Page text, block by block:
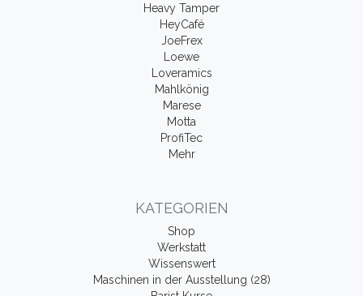
Heavy Tamper
HeyCafé
JoeFrex
Loewe
Loveramics
Mahlkönig
Marese
Motta
ProfiTec
Mehr
KATEGORIEN
Shop
Werkstatt
Wissenswert
Maschinen in der Ausstellung (28)